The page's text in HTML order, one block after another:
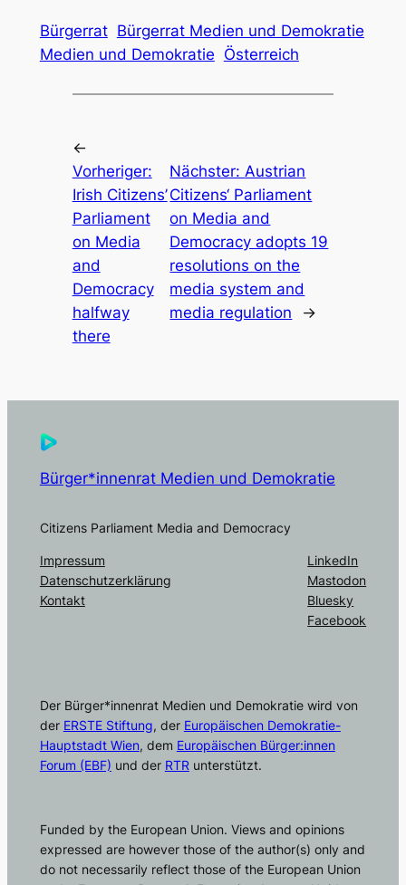
Bürgerrat Bürgerrat Medien und Demokratie
Medien und Demokratie Österreich
←
Vorheriger:
Irish Citizens’
Parliament
on Media
and
Democracy
halfway
there
Nächster:Austrian
Citizens‘ Parliament
on Media and
Democracy adopts 19
resolutions on the
media system and
media regulation
→
Bürger*innenrat Medien und Demokratie
Citizens Parliament Media and Democracy
Impressum
Datenschutzerklärung
Kontakt
LinkedIn
Mastodon
Bluesky
Facebook
Der Bürger*innenrat Medien und Demokratie wird von
der ERSTE Stiftung, der Europäischen Demokratie-
Hauptstadt Wien, dem Europäischen Bürger:innen
Forum (EBF) und der RTR unterstützt.
Funded by the European Union. Views and opinions
expressed are however those of the author(s) only and
do not necessarily reflect those of the European Union